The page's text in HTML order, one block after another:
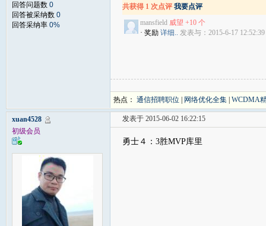
回答问题数 0
回答被采纳数 0
回答采纳率 0%
共获得 1 次点评 我要点评
mansfield 威望 +10 个
· 奖励 详细.. 发表与：2015-6-17 12:52:39
热点： 通信招聘职位 网络优化全集 WCDMA
xuan4528
初级会员
发表于 2015-06-02 16:22:15
勇士４：3胜MVP库里